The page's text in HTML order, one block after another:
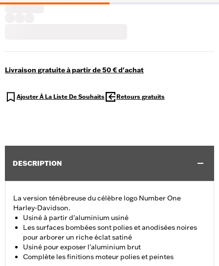
Livraison gratuite à partir de 50 € d'achat
Ajouter À La Liste De Souhaits Retours gratuits
DESCRIPTION
La version ténébreuse du célèbre logo Number One
Harley-Davidson.
Usiné à partir d'aluminium usiné
Les surfaces bombées sont polies et anodisées noires
pour arborer un riche éclat satiné
Usiné pour exposer l'aluminium brut
Complète les finitions moteur polies et peintes